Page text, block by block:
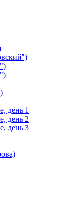
день 1
день 2
день 3